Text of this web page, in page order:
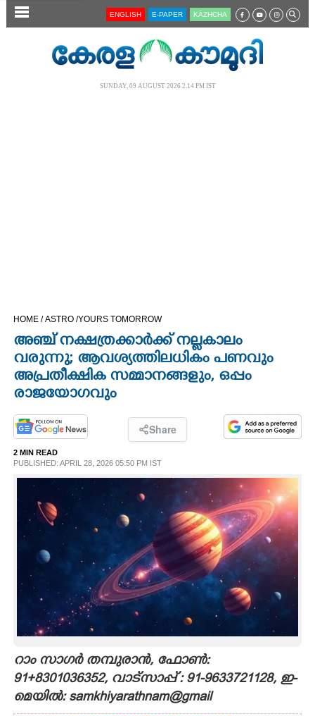
SECTIONS
OPINION
LIFESTYLE
SPIRITUAL
INFO+
ART
ASTRO
CARTOONS
LITERATURE
ENGLISH E-PAPER KĀZHCHA
SUNDAY, 09 AUGUST 2026 2.14 PM IST
HOME /ASTRO /YOURS TOMORROW
അഞ്ച് നക്ഷത്രക്കാർക്ക് നല്ലകാലം
വരുന്നു; ആവശ്യത്തിലധികം പണവും
അപ്രതീക്ഷിക സമ്മാനങ്ങളും, ഒപ്പം
രാജയോഗവും
Share
2 MIN READ
PUBLISHED: APRIL 28, 2026 05:50 PM IST
റാം സാഗർ തമ്പുരാൻ, ഫോൺ:
91+8301036352, വാട്സാപ്പ് : 91-9633721128, ഇ-
മെയിൽ: samkhiyarathnam@gmail